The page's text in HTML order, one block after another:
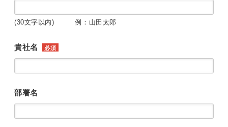
(30文字以内) 例：山田太郎
貴社名 必須
部署名